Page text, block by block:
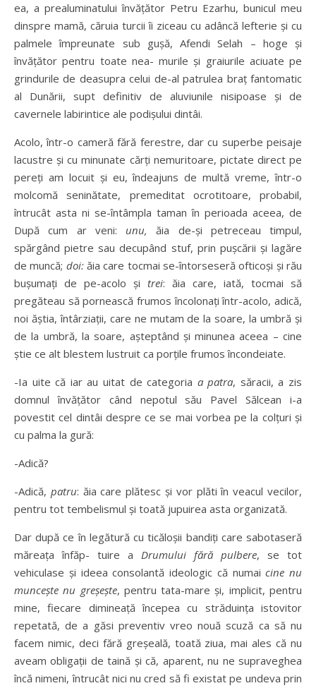
ea, a prealuminatului învăţător Petru Ezarhu, bunicul meu
dinspre mamă, căruia turcii îi ziceau cu adâncă lefterie şi cu
palmele împreunate sub guşă, Afendi Selah – hoge şi
învăţător pentru toate nea- murile şi graiurile aciuate pe
grindurile de deasupra celui de-al patrulea braţ fantomatic
al Dunării, supt definitiv de aluviunile nisipoase şi de
cavernele labirintice ale podişului dintâi.
Acolo, într-o cameră fără ferestre, dar cu superbe peisaje
lacustre şi cu minunate cărţi nemuritoare, pictate direct pe
pereţi am locuit şi eu, îndeajuns de multă vreme, într-o
molcomă seninătate, premeditat ocrotitoare, probabil,
întrucât asta ni se-întâmpla taman în perioada aceea, de
După cum ar veni: unu,ăia de-şi petreceau timpul,
spărgând pietre sau decupând stuf, prin puşcării şi lagăre
de muncă; doi:ăia care tocmai se-întorseseră ofticoşi şi rău
buşumaţi de pe-acolo şi trei: ăia care, iată, tocmai să
pregăteau să pornească frumos încolonaţi într-acolo, adică,
noi ăştia, întârziaţii, care ne mutam de la soare, la umbră şi
de la umbră, la soare, aşteptând şi minunea aceea – cine
ştie ce alt blestem lustruit ca porţile frumos încondeiate.
-Ia uite că iar au uitat de categoria a patra, săracii, a zis
domnul învăţător când nepotul său Pavel Sălcean i-a
povestit cel dintâi despre ce se mai vorbea pe la colţuri şi
cu palma la gură:
-Adică?
-Adică, patru: ăia care plătesc şi vor plăti în veacul vecilor,
pentru tot tembelismul şi toată jupuirea asta organizată.
Dar după ce în legătură cu ticăloşii bandiţi care sabotaseră
măreaţa înfăp- tuire a Drumului fără pulbere, se tot
vehiculase şi ideea consolantă ideologic că numaicine nu
munceşte nu greşeşte, pentru tata-mare şi, implicit, pentru
mine, fiecare dimineaţă începea cu străduinţa istovitor
repetată, de a găsi preventiv vreo nouă scuză ca să nu
facem nimic, deci fără greşeală, toată ziua, mai ales că nu
aveam obligaţii de taină şi că, aparent, nu ne supraveghea
încă nimeni, întrucât nici nu cred să fi existat pe undeva prin